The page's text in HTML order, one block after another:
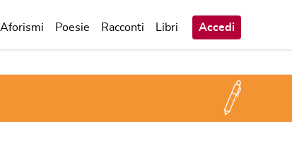
Aforismi Poesie Racconti Libri Accedi